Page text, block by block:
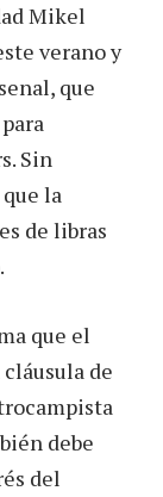
Mikel
verano y
que
Sin
la
de libras
que el
de
debe
del